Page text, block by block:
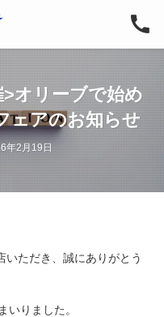
オリーブで始め
ェアのお知らせ
年2月19日
いただき、誠にありがとう
いりました。